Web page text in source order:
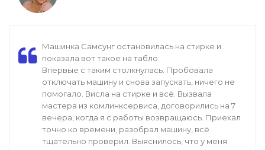
Машинка Самсунг остановилась на стирке и
показала вот такое на табло.
Впервые с таким столкнулась. Пробовала
отключать машину и снова запускать, ничего не
помогало. Висла на стирке и всё. Вызвала
мастера из комлинксервиса, договорились на 7
вечера, когда я с работы возвращаюсь. Приехал
точно ко времени, разобрал машину, всё
тщательно проверил. Выяснилось, что у меня